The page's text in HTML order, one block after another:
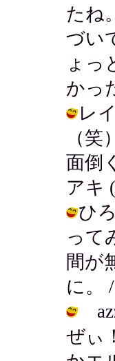
たね
づい
ょっ
かっ
レ
（
面倒
アキ
ひ
って
間が
に。
ぜぃ